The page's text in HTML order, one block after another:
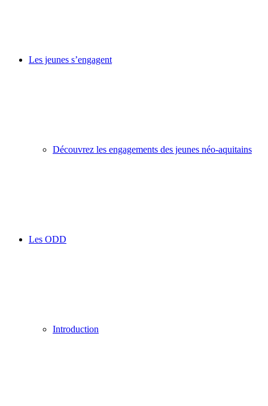
Les jeunes s’engagent
Découvrez les engagements des jeunes néo-aquitains
Les ODD
Introduction